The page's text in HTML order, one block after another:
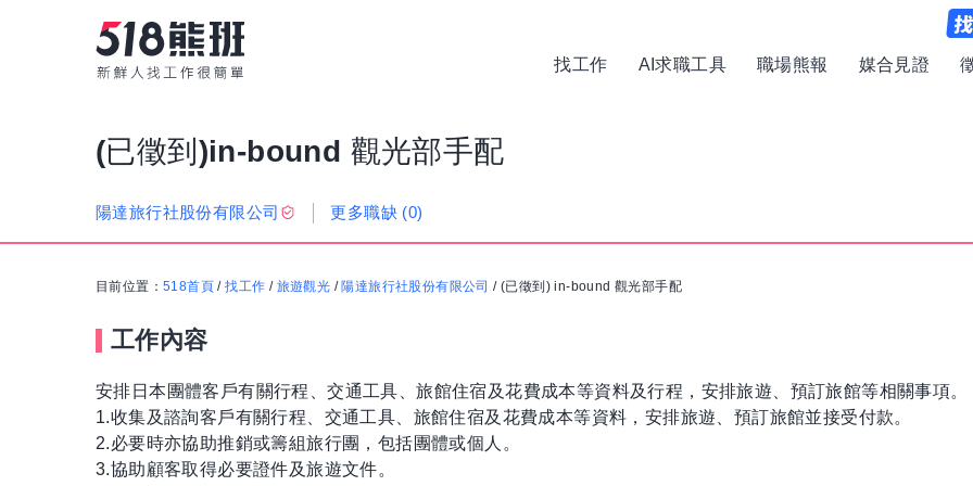
找工作 AI求職工具 職場熊報 媒合見證
(已徵到)in-bound 觀光部手配
陽達旅行社股份有限公司 更多職缺 (0)
目前位置： 518首頁 /找工作 / 旅遊觀光 / 陽達旅行社股份有限公司 /(已徵到) in-bound 觀光部手配
工作內容
安排日本團體客戶有關行程、交通工具、旅館住宿及花費成本等資料及行程，安排旅遊、預訂旅館等相關事項。
1.收集及諮詢客戶有關行程、交通工具、旅館住宿及花費成本等資料，安排旅遊、預訂旅館並接受付款。
2.必要時亦協助推銷或籌組旅行團，包括團體或個人。
3.協助顧客取得必要證件及旅遊文件。